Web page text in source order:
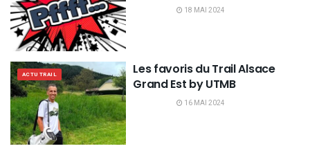
18 MAI 2024
ACTU TRAIL
Les favoris du Trail Alsace
Grand Est by UTMB
16 MAI 2024